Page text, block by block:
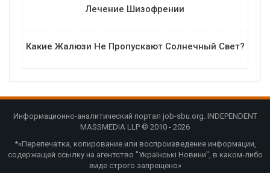
Лечение Шизофрении
Какие Жалюзи Не Пропускают Солнечный Свет?
Информационно-аналитический портал job-sbu.org. INDEPENDENT
MASSMEDIA LLP © 2010 - 2026
*«Перепечатка, копирование или воспроизведение информации,
содержащей ссылку на агентство "Українські Новини", в каком-либо
виде строго запрещено»